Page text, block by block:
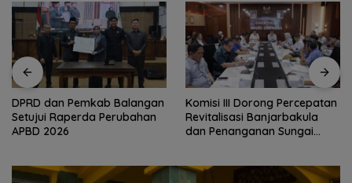
DPRD dan Pemkab Balangan
Setujui Raperda Perubahan
APBD 2026
‎Komisi III Dorong Percepatan
Revitalisasi Banjarbakula
dan Penanganan Sungai